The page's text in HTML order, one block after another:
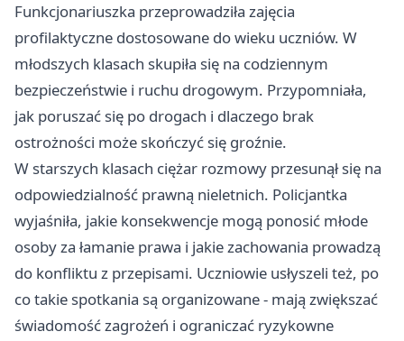
Funkcjonariuszka przeprowadziła zajęcia
profilaktyczne dostosowane do wieku uczniów. W
młodszych klasach skupiła się na codziennym
bezpieczeństwie i ruchu drogowym. Przypomniała,
jak poruszać się po drogach i dlaczego brak
ostrożności może skończyć się groźnie.
W starszych klasach ciężar rozmowy przesunął się na
odpowiedzialność prawną nieletnich. Policjantka
wyjaśniła, jakie konsekwencje mogą ponosić młode
osoby za łamanie prawa i jakie zachowania prowadzą
do konfliktu z przepisami. Uczniowie usłyszeli też, po
co takie spotkania są organizowane - mają zwiększać
świadomość zagrożeń i ograniczać ryzykowne